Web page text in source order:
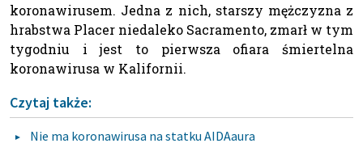
koronawirusem. Jedna z nich, starszy mężczyzna z
hrabstwa Placer niedaleko Sacramento, zmarł w tym
tygodniu i jest to pierwsza ofiara śmiertelna
koronawirusa w Kalifornii.
Czytaj także:
Nie ma koronawirusa na statku AIDAaura